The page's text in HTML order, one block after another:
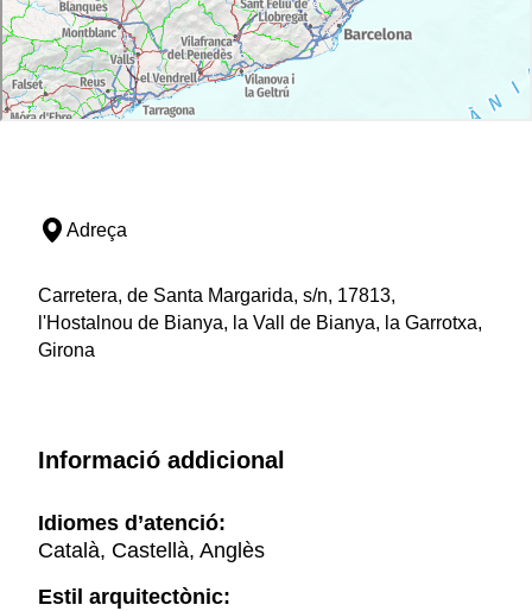
Adreça
Carretera, de Santa Margarida, s/n, 17813,
l'Hostalnou de Bianya, la Vall de Bianya, la Garrotxa,
Girona
Informació addicional
Idiomes d’atenció:
Català, Castellà, Anglès
Estil arquitectònic: